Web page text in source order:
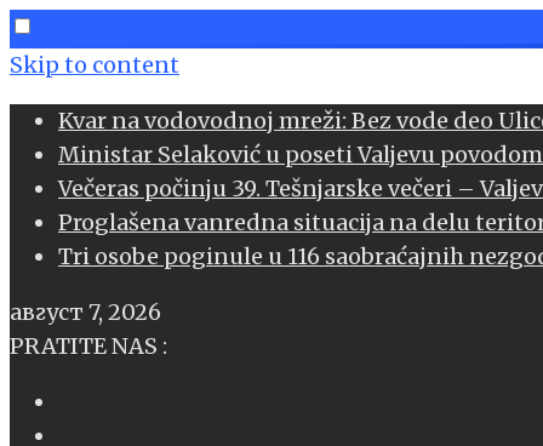
Skip to content
Kvar na vodovodnoj mreži: Bez vode deo
Ministar Selaković u poseti Valjevu
Večeras počinju 39. Tešnjarske večeri –
Proglašena vanredna situacija na delu
Tri osobe poginule u 116 saobraćajnih
август 7, 2026
PRATITE NAS :